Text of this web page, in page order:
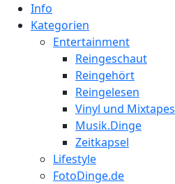
Info
Kategorien
Entertainment
Reingeschaut
Reingehört
Reingelesen
Vinyl und Mixtapes
Musik.Dinge
Zeitkapsel
Lifestyle
FotoDinge.de